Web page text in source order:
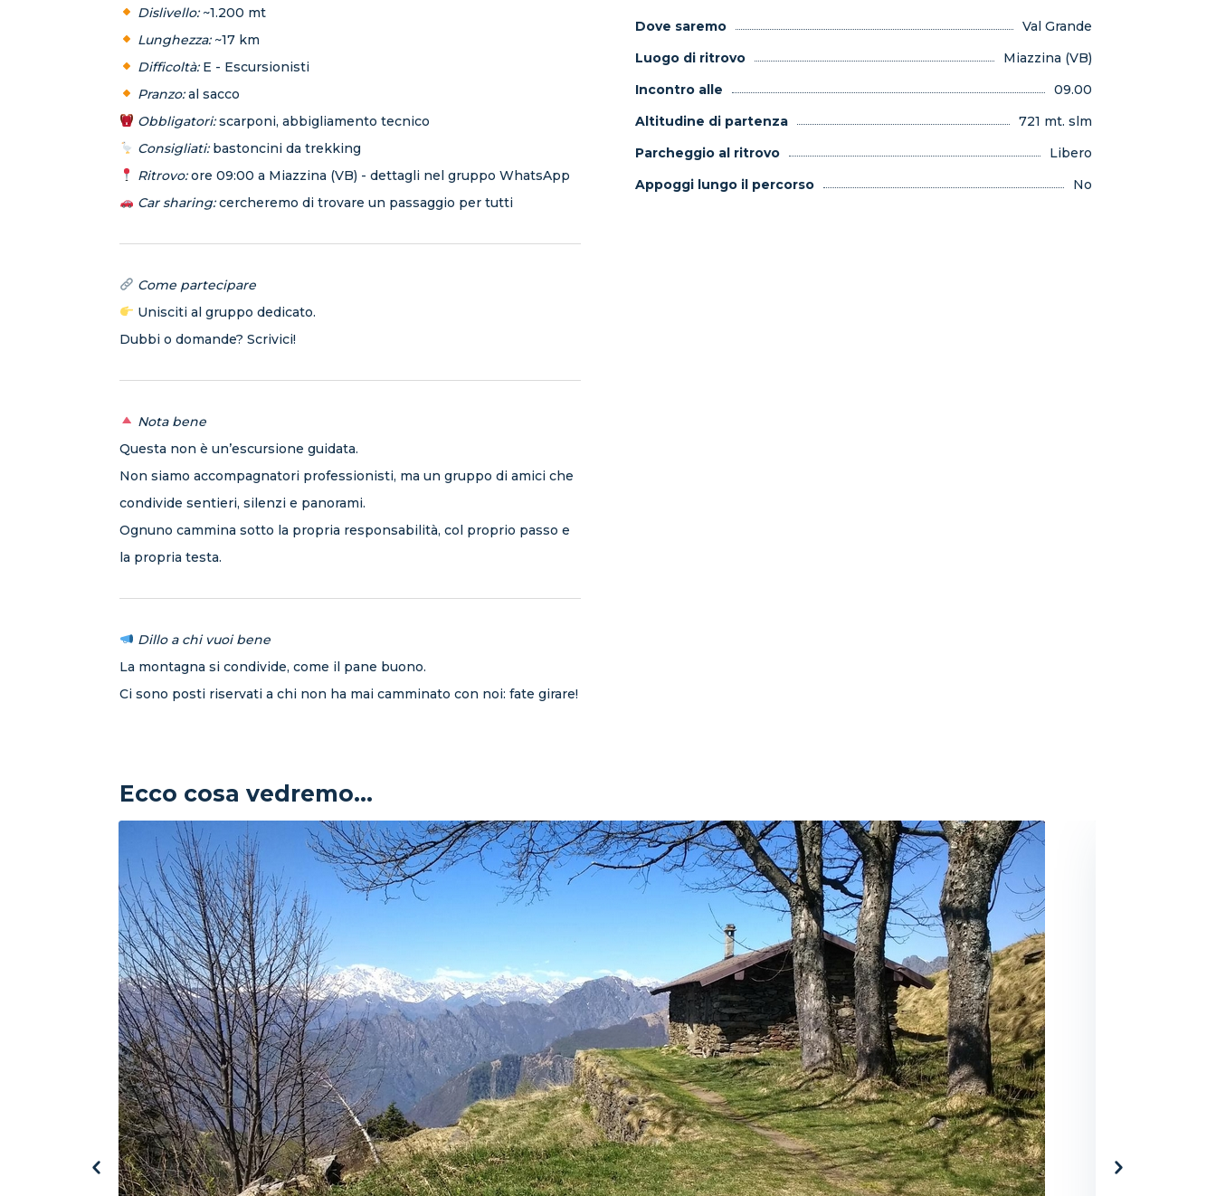
Dislivello:~1.200 mt
Lunghezza:~17 km
Difficoltà:E - Escursionisti
Pranzo:al sacco
Obbligatori:scarponi, abbigliamento tecnico
Consigliati:bastoncini da trekking
Ritrovo:ore 09:00 a Miazzina (VB) - dettagli nel gruppo WhatsApp
Car sharing:cercheremo di trovare un passaggio per tutti
Come partecipare
Unisciti al gruppo dedicato.
Dubbi o domande? Scrivici!
Nota bene
Questa non è un’escursione guidata.
Non siamo accompagnatori professionisti, ma un gruppo di amici che
condivide sentieri, silenzi e panorami.
Ognuno cammina sotto la propria responsabilità, col proprio passo e
la propria testa.
Dillo a chi vuoi bene
La montagna si condivide, come il pane buono.
Ci sono posti riservati a chi non ha mai camminato con noi: fate girare!
Dove saremo
Val Grande
Luogo di ritrovo
Miazzina (VB)
Incontro alle
09.00
Altitudine di partenza
721 mt. slm
Parcheggio al ritrovo
Libero
Appoggi lungo il percorso
No
Ecco cosa vedremo...